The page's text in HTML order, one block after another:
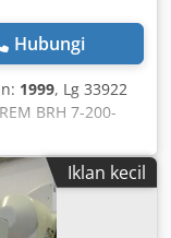
Hubungi
1999, Lg 33922
BRH 7-200-
weight max.
430 mm Coil
approx.
to left Dcsdpfx
Iklan kecil